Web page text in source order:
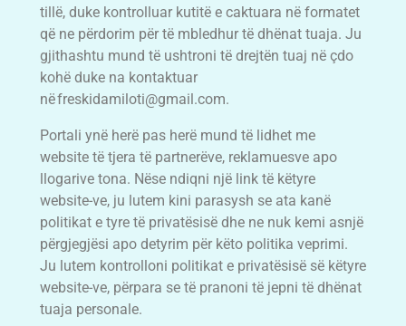
tillë, duke kontrolluar kutitë e caktuara në formatet
që ne përdorim për të mbledhur të dhënat tuaja. Ju
gjithashtu mund të ushtroni të drejtën tuaj në çdo
kohë duke na kontaktuar
nëfreskidamiloti@gmail.com.
Portali ynë herë pas herë mund të lidhet me
website të tjera të partnerëve, reklamuesve apo
llogarive tona. Nëse ndiqni një link të këtyre
website-ve, ju lutem kini parasysh se ata kanë
politikat e tyre të privatësisë dhe ne nuk kemi asnjë
përgjegjësi apo detyrim për këto politika veprimi.
Ju lutem kontrolloni politikat e privatësisë së këtyre
website-ve, përpara se të pranoni të jepni të dhënat
tuaja personale.